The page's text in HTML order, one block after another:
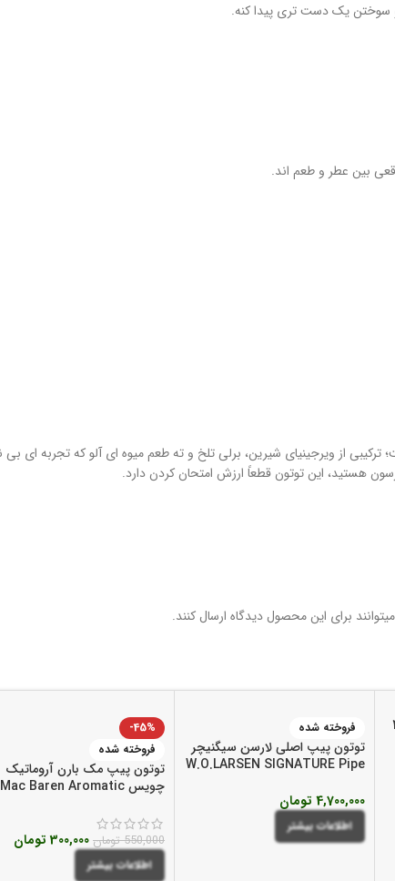
سوختن یک‌ دست‌ تری پیدا کنه.
بین عطر و طعم‌ اند.
هستید، این توتون قطعاً ارزش امتحان کردن دارد.
برای این محصول دیدگاه ارسال کنند.
فروخته شده
توتون پیپ اصلی لارسن سیگنیچر
W.O.LARSEN SIGNATURE Pipe
4,700,000 تومان
اطلاعات بیشتر
-45%
فروخته شده
توتون پیپ مک بارن آروماتیک
چویس Mac Baren Aromatic
550,000 تومان 300,000 تومان
اطلاعات بیشتر